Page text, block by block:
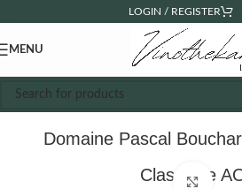
LOGIN / REGISTER
MENU
Domaine Pascal
ClassiqueClick